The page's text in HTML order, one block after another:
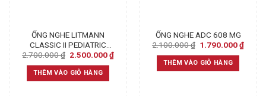
ỐNG NGHE LITMANN
CLASSIC II PEDIATRIC
BLACK 2113 – CHÍNH
HÃNG
2.700.000₫ Original
was:
2.700.000 ₫.
2.500.000₫Current
THÊM VÀO GIỎ HÀNG
ỐNG NGHE ADC 608 MG
2.100.000₫ Original
was:
2.100.000 ₫.
1.790.000₫
THÊM VÀO GIỎ HÀNG